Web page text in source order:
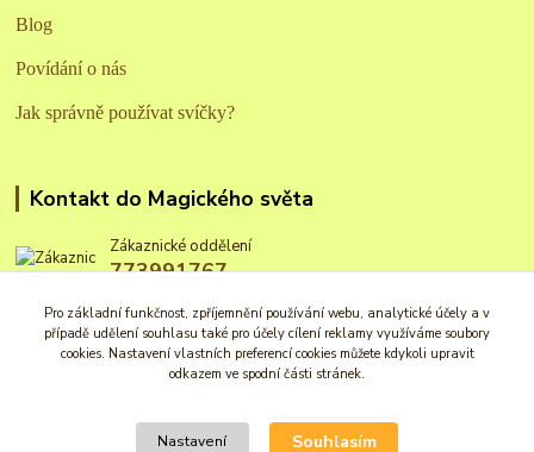
Blog
Povídání o nás
Jak správně používat svíčky?
Kontakt do Magického světa
Zákaznické oddělení
773991767
info@magickysvet.cz
Pro základní funkčnost, zpříjemnění používání webu, analytické účely a v
případě udělení souhlasu také pro účely cílení reklamy využíváme soubory
cookies. Nastavení vlastních preferencí cookies můžete kdykoli upravit
odkazem ve spodní části stránek.
Nastavení Souhlasím